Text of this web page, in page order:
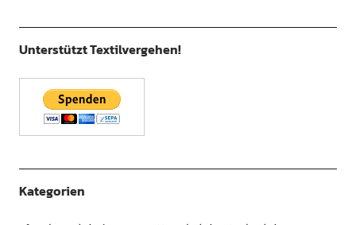
Unterstützt Textilvergehen!
Kategorien